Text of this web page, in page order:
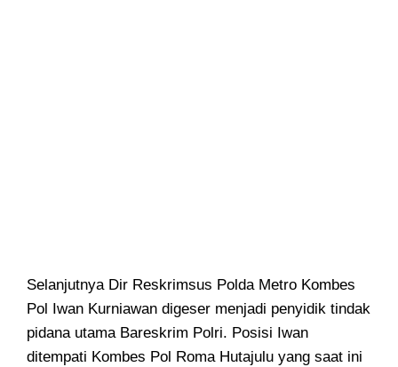
Selanjutnya Dir Reskrimsus Polda Metro Kombes
Pol Iwan Kurniawan digeser menjadi penyidik tindak
pidana utama Bareskrim Polri. Posisi Iwan
ditempati Kombes Pol Roma Hutajulu yang saat ini